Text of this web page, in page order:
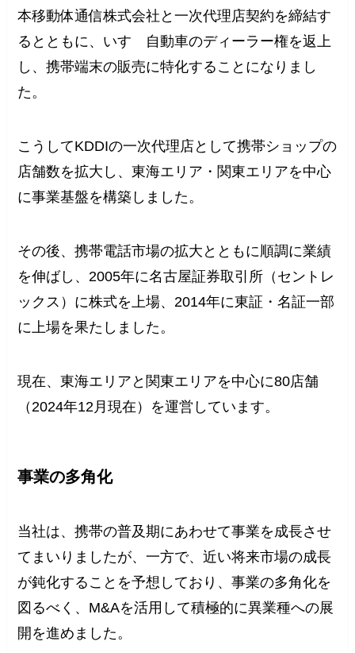
本移動体通信株式会社と一次代理店契約を締結す
るとともに、いすゞ自動車のディーラー権を返上
し、携帯端末の販売に特化することになりまし
た。
こうしてKDDIの一次代理店として携帯ショップの
店舗数を拡大し、東海エリア・関東エリアを中心
に事業基盤を構築しました。
その後、携帯電話市場の拡大とともに順調に業績
を伸ばし、2005年に名古屋証券取引所（セントレ
ックス）に株式を上場、2014年に東証・名証一部
に上場を果たしました。
現在、東海エリアと関東エリアを中心に80店舗
（2024年12月現在）を運営しています。
事業の多角化
当社は、携帯の普及期にあわせて事業を成長させ
てまいりましたが、一方で、近い将来市場の成長
が鈍化することを予想しており、事業の多角化を
図るべく、M&Aを活用して積極的に異業種への展
開を進めました。